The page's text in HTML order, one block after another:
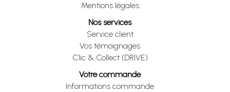
Mentions légales
Nos services
Service client
Vos témoignages
Clic & Collect (DRIVE)
Votre commande
Informations commande